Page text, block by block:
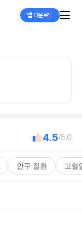
앱 다운로드
4.5/5.0
안구 질환 고혈